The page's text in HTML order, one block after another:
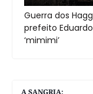
Guerra dos
prefeito
‘mimimi’
A SANGRIA: